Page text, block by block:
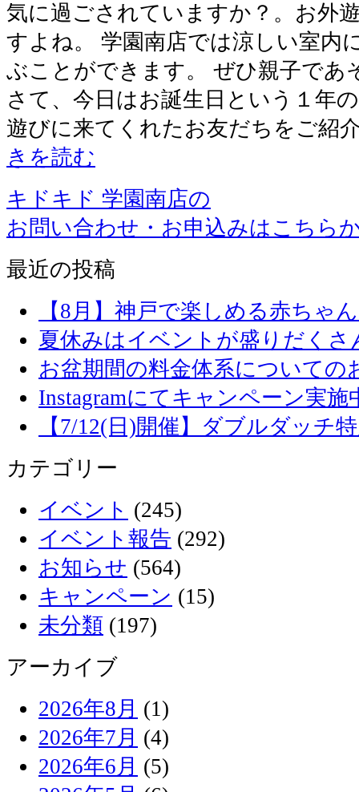
気に過ごされていますか？。お外
すよね。 学園南店では涼しい室内
ぶことができます。 ぜひ親子であ
さて、今日はお誕生日という１年
遊びに来てくれたお友だちをご紹
きを読む
キドキド 学園南店の
お問い合わせ・お申込みはこちら
最近の投稿
【8月】神戸で楽しめる赤ちゃ
夏休みはイベントが盛りだくさ
お盆期間の料金体系についての
Instagramにてキャンペーン実施
【7/12(日)開催】ダブルダッチ
カテゴリー
イベント (245)
イベント報告 (292)
お知らせ (564)
キャンペーン (15)
未分類 (197)
アーカイブ
2026年8月 (1)
2026年7月 (4)
2026年6月 (5)